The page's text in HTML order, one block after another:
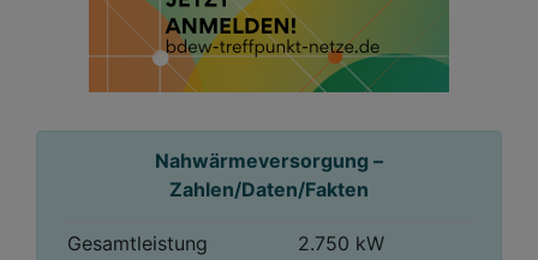
Nahwärmeversorgung –
Zahlen/Daten/Fakten
Gesamtleistung
2.750 kW